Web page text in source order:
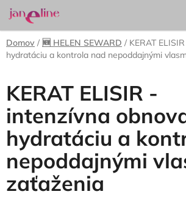
Prejsť
na
obsah
Domov / 🆕 HELEN SEWARD / KERAT
hydratáciu a kontrola nad nepoddajnými
KERAT ELISIR -
intenzívna
hydratáciu a
nepoddajnými
zaťaženia